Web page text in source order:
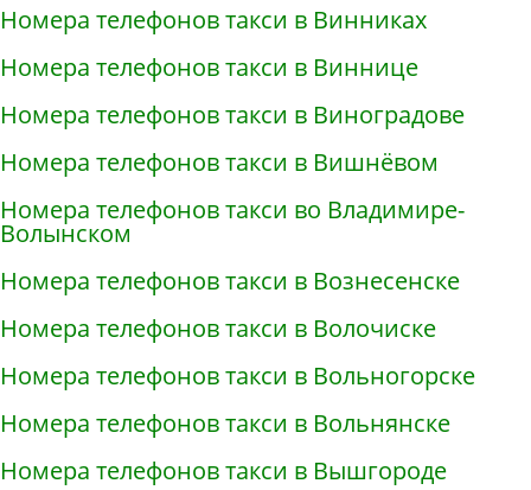
Номера телефонов такси в Винниках
Номера телефонов такси в Виннице
Номера телефонов такси в Виноградове
Номера телефонов такси в Вишнёвом
Номера телефонов такси во Владимире-
Волынском
Номера телефонов такси в Вознесенске
Номера телефонов такси в Волочиске
Номера телефонов такси в Вольногорске
Номера телефонов такси в Вольнянске
Номера телефонов такси в Вышгороде